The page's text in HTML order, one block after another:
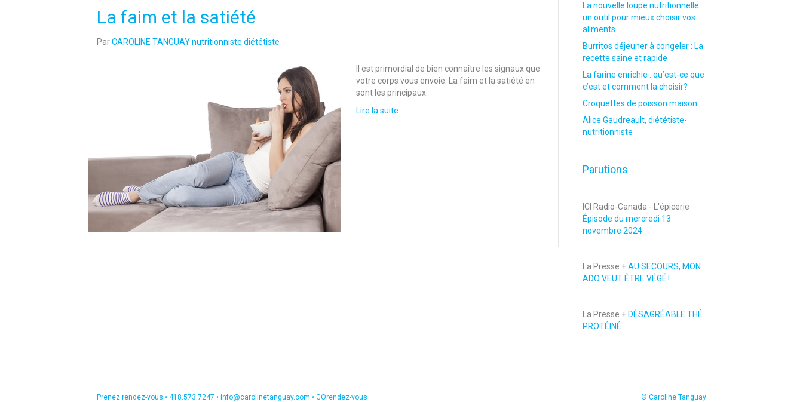
La faim et la satiété
ParCAROLINE TANGUAY nutritionniste diététiste
Il est primordial de bien connaître les signaux que
votre corps vous envoie. La faim et la satiété en
sont les principaux.
Lire la suite
La nouvelle loupe nutritionnelle :
un outil pour mieux choisir vos
aliments
Burritos déjeuner à congeler : La
recette saine et rapide
La farine enrichie : qu’est-ce que
c’est et comment la choisir?
Croquettes de poisson maison
Alice Gaudreault, diététiste-
nutritionniste
Parutions
ICI Radio-Canada - L'épicerie
Épisode du mercredi 13
novembre 2024
La Presse +AU SECOURS, MON
ADO VEUT ÊTRE VÉGÉ !
La Presse + DÉSAGRÉABLE THÉ
PROTÉINÉ
Prenez rendez-vous • 418.573.7247 • info@carolinetanguay.com • GOrendez-vous © Caroline Tanguay